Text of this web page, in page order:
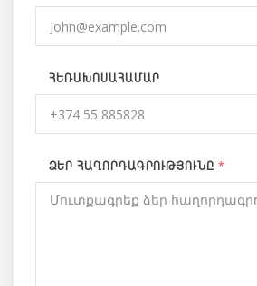
ՀԵՌԱԽՈՍԱՀԱՄԱՐ
ՁԵՐ ՀԱՂՈՐԴԱԳՐՈՒԹՅՈՒՆԸ*